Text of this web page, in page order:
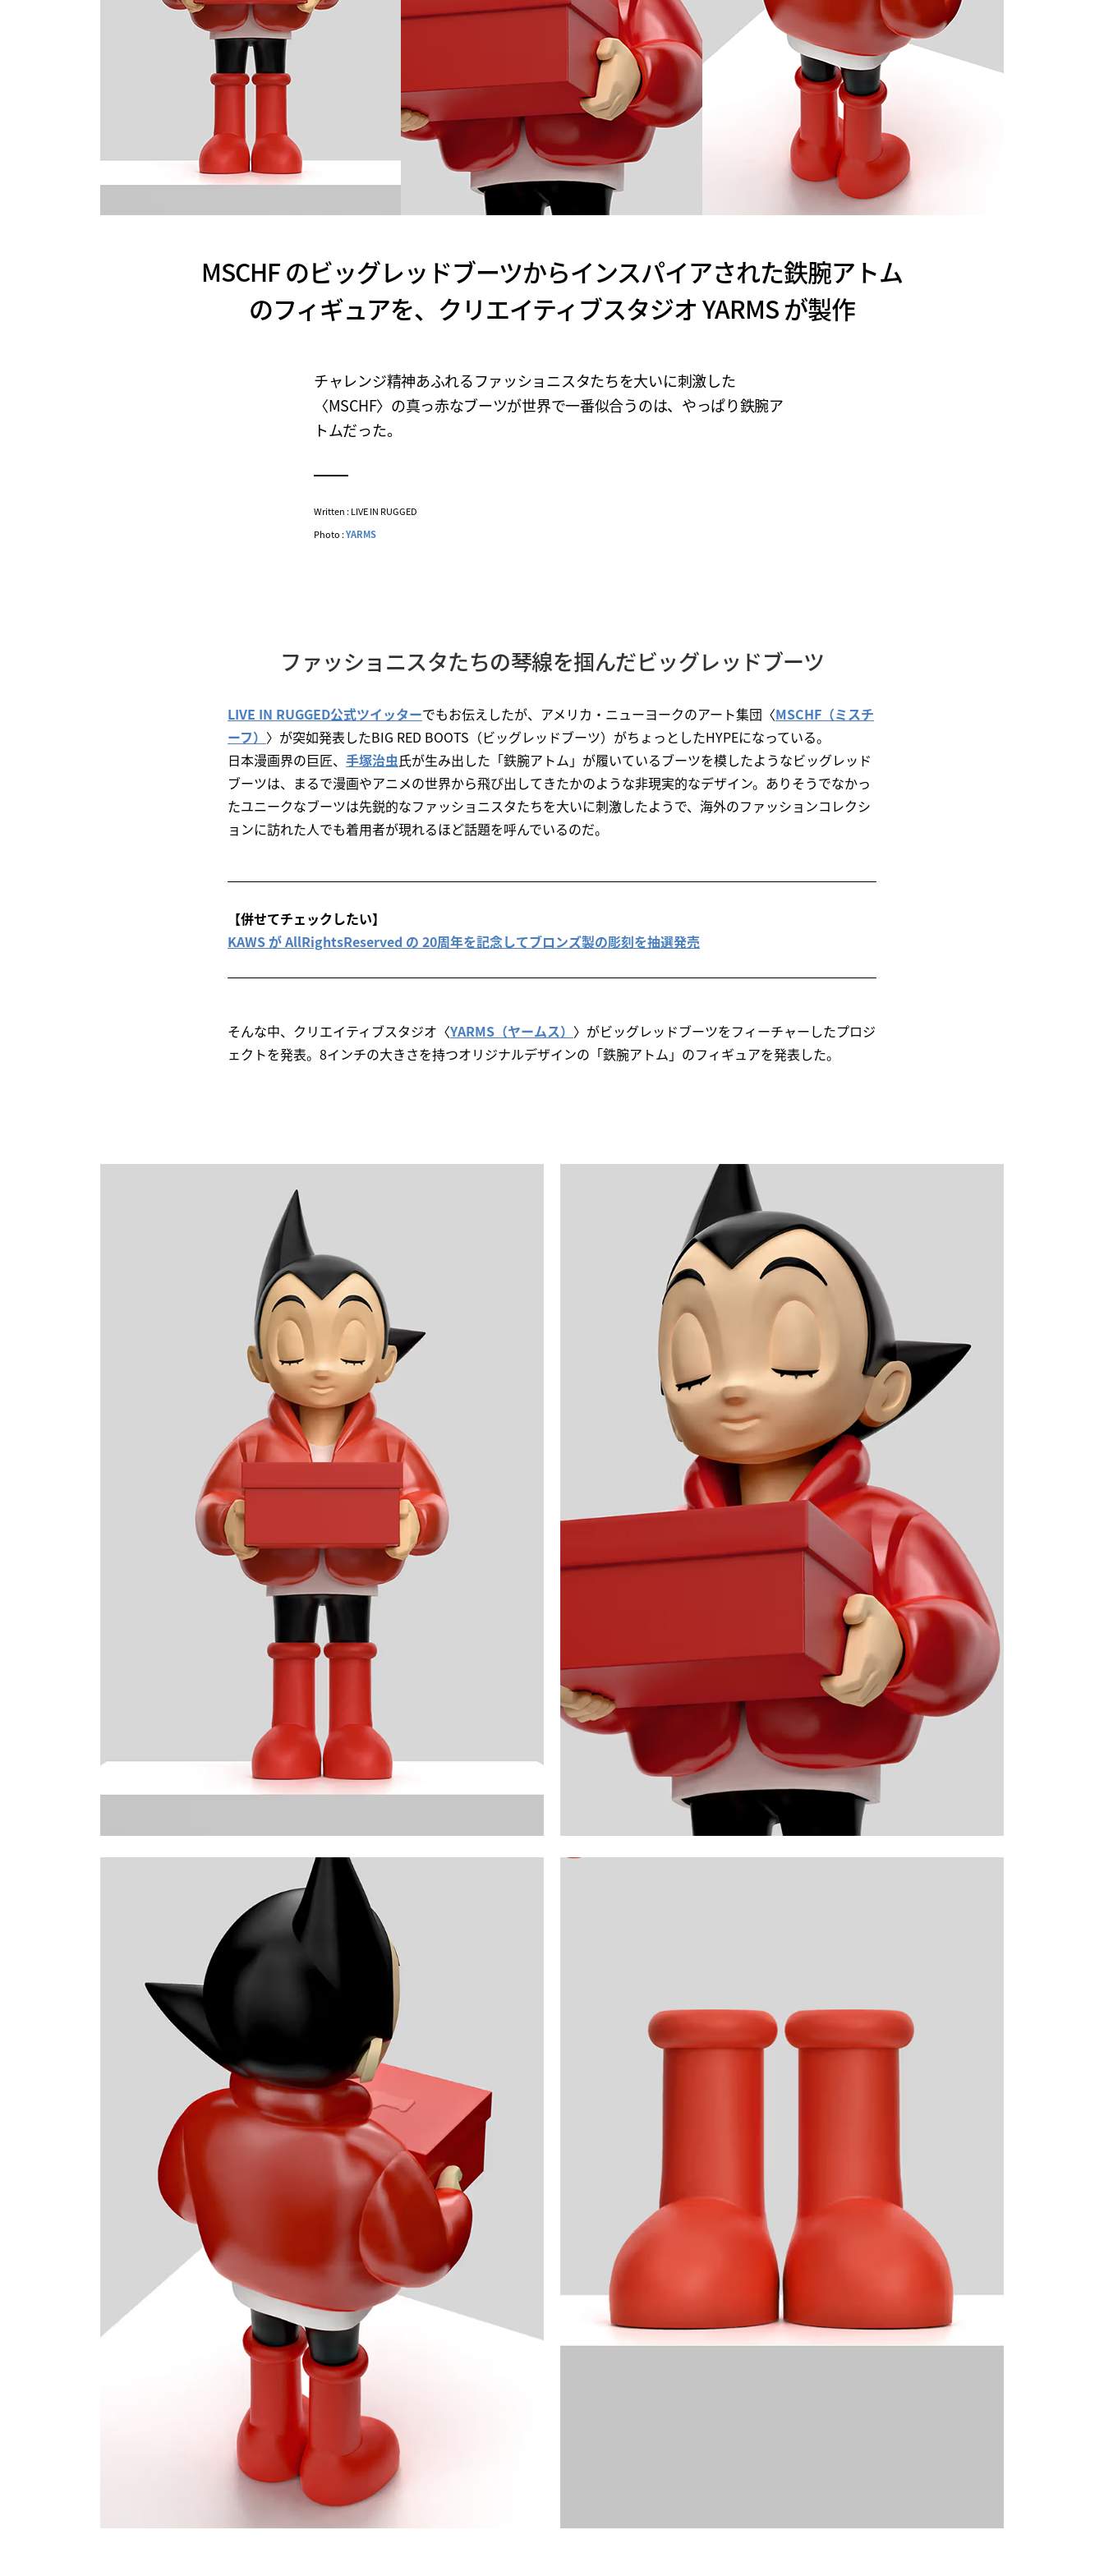
MSCHF のビッグレッドブーツからインスパイアされた鉄腕アトム
のフィギュアを、クリエイティブスタジオ YARMS が製作
チャレンジ精神あふれるファッショニスタたちを大いに刺激した
〈MSCHF〉の真っ赤なブーツが世界で一番似合うのは、やっぱり鉄腕ア
トムだった。
Written : LIVE IN RUGGED
Photo :YARMS
ファッショニスタたちの琴線を掴んだビッグレッドブーツ
LIVE IN RUGGED公式ツイッターでもお伝えしたが、アメリカ・ニューヨークのアート集団〈MSCHF（ミスチ
ーフ） 〉が突如発表したBIG RED BOOTS（ビッグレッドブーツ）がちょっとしたHYPEになっている。
日本漫画界の巨匠、 手塚治虫氏が生み出した「鉄腕アトム」が履いているブーツを模したようなビッグレッド
ブーツは、まるで漫画やアニメの世界から飛び出してきたかのような非現実的なデザイン。ありそうでなかっ
たユニークなブーツは先鋭的なファッショニスタたちを大いに刺激したようで、海外のファッションコレクシ
ョンに訪れた人でも着用者が現れるほど話題を呼んでいるのだ。
【併せてチェックしたい】
KAWS が AllRightsReserved の 20周年を記念してブロンズ製の彫刻を抽選発売
そんな中、クリエイティブスタジオ〈YARMS（ヤームス） 〉がビッグレッドブーツをフィーチャーしたプロジ
ェクトを発表。8インチの大きさを持つオリジナルデザインの「鉄腕アトム」のフィギュアを発表した。